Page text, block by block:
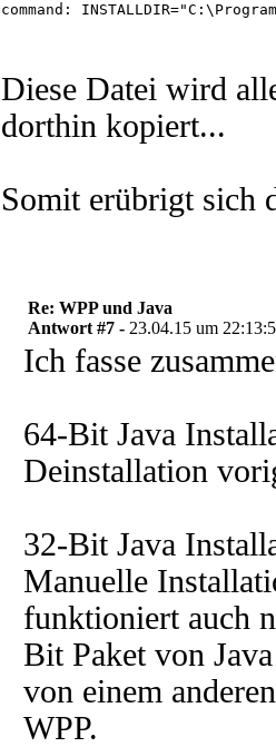
command:
Diese Datei wird
dorthin kopiert...
Somit erübrigt sich
Re: WPP und Java
Antwort #7 - 23.04.15 um
Ich fasse
64-Bit Java
Deinstallation
32-Bit Java
Manuelle
funktioniert auch
Bit Paket von
von einem
WPP.